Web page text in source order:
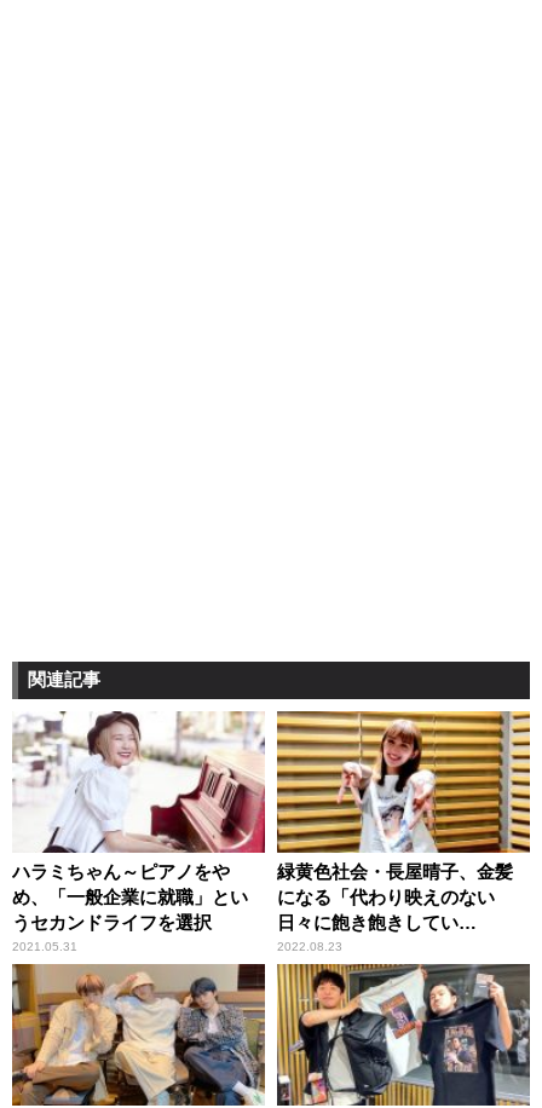
関連記事
ハラミちゃん～ピアノをや
め、「一般企業に就職」とい
うセカンドライフを選択
2021.05.31
緑黄色社会・長屋晴子、金髪
になる「代わり映えのない
日々に飽き飽きしてい
て……」
2022.08.23